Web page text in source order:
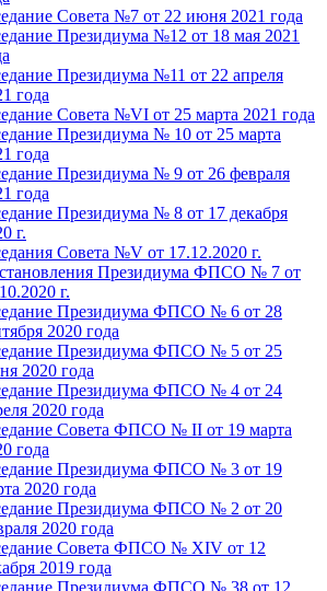
Совета №7 от 22 июня 2021 года
Президиума №12 от 18 мая 2021
Президиума №11 от 22 апреля
года
Совета №VI от 25 марта 2021 года
Президиума № 10 от 25 марта
года
Президиума № 9 от 26 февраля
года
Президиума № 8 от 17 декабря
г.
Совета №V от 17.12.2020 г.
Президиума ФПСО № 7 от
г.
Президиума ФПСО № 6 от 28
2020 года
Президиума ФПСО № 5 от 25
2020 года
Президиума ФПСО № 4 от 24
2020 года
Совета ФПСО № II от 19 марта
года
Президиума ФПСО № 3 от 19
2020 года
Президиума ФПСО № 2 от 20
2020 года
Совета ФПСО № XIV от 12
2019 года
Президиума ФПСО № 38 от 12